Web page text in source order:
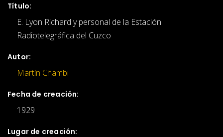
Título:
E. Lyon Richard y personal de la Estación
Radiotelegráfica del Cuzco
Autor:
Martín Chambi
Fecha de creación:
1929
Lugar de creación: